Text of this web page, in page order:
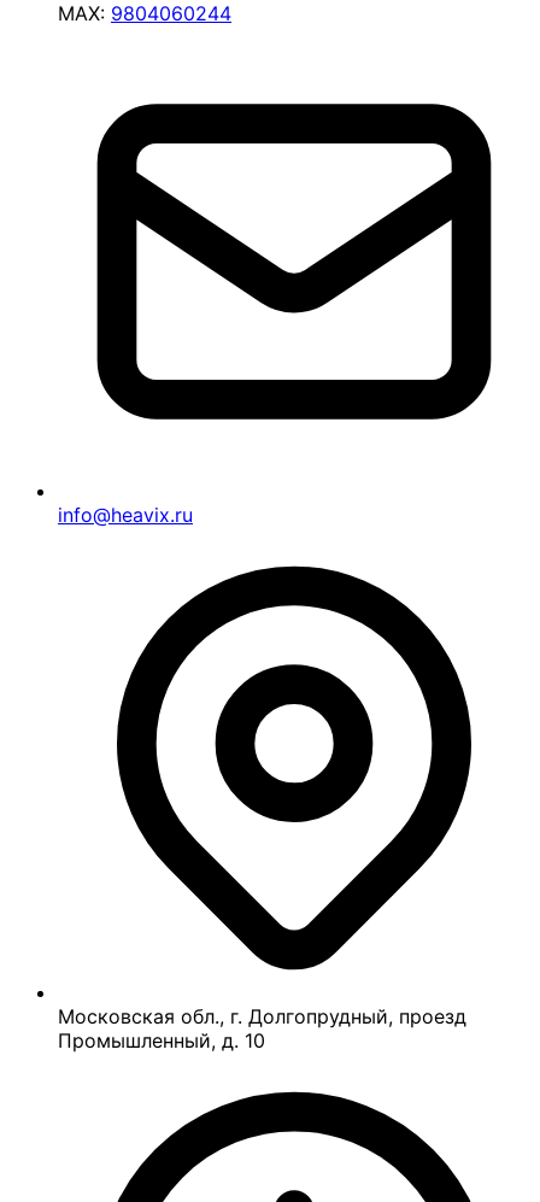
MAX: 9804060244
info@heavix.ru
Московская обл., г. Долгопрудный, проезд
Промышленный, д. 10